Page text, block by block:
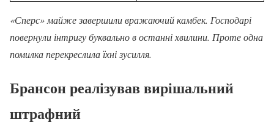
«Сперс» майже завершили вражаючий камбек. Господарі
повернули інтригу буквально в останні хвилини. Проте одна
помилка перекреслила їхні зусилля.
Брансон реалізував вирішальний
штрафний